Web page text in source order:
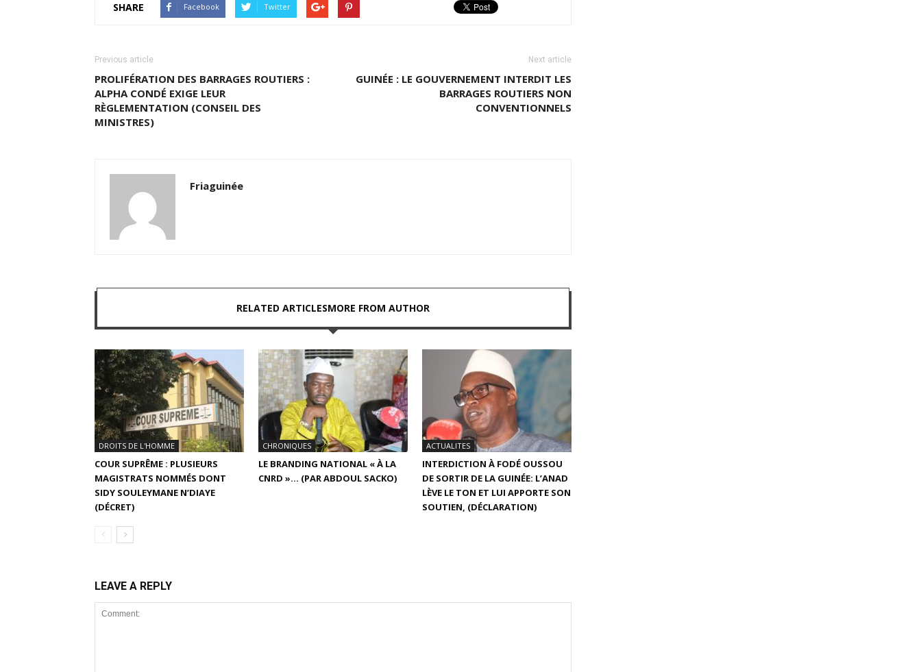
SHARE Facebook Twitter
Previous article
PROLIFÉRATION DES BARRAGES ROUTIERS :
ALPHA CONDÉ EXIGE LEUR
RÈGLEMENTATION (CONSEIL DES
MINISTRES)
Next article
GUINÉE : LE GOUVERNEMENT INTERDIT LES
BARRAGES ROUTIERS NON
CONVENTIONNELS
Friaguinée
RELATED ARTICLESMORE FROM AUTHOR
DROITS DE L'HOMME
COUR SUPRÊME : PLUSIEURS
MAGISTRATS NOMMÉS DONT
SIDY SOULEYMANE N’DIAYE
(DÉCRET)
CHRONIQUES
LE BRANDING NATIONAL « À LA
CNRD »… (PAR ABDOUL SACKO)
ACTUALITES
INTERDICTION À FODÉ OUSSOU
DE SORTIR DE LA GUINÉE: L’ANAD
LÈVE LE TON ET LUI APPORTE SON
SOUTIEN, (DÉCLARATION)
LEAVE A REPLY